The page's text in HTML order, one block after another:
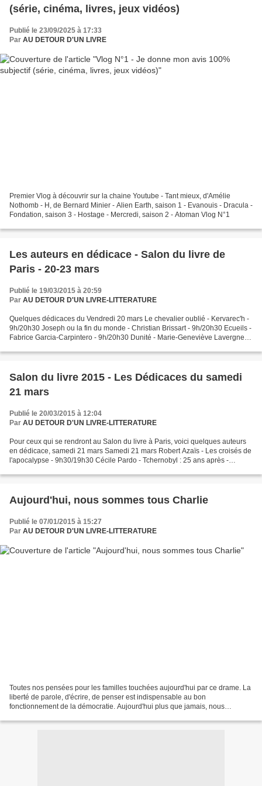
(série, cinéma, livres, jeux vidéos)
Publié le 23/09/2025 à 17:33
Par AU DETOUR D'UN LIVRE
Premier Vlog à découvrir sur la chaine Youtube - Tant mieux, d'Amélie
Nothomb - H, de Bernard Minier - Alien Earth, saison 1 - Evanouis - Dracula -
Fondation, saison 3 - Hostage - Mercredi, saison 2 - Atoman Vlog N°1
Les auteurs en dédicace - Salon du livre de
Paris - 20-23 mars
Publié le 19/03/2015 à 20:59
Par AU DETOUR D'UN LIVRE-LITTERATURE
Quelques dédicaces du Vendredi 20 mars Le chevalier oublié - Kervarec'h -
9h/20h30 Joseph ou la fin du monde - Christian Brissart - 9h/20h30 Ecueils -
Fabrice Garcia-Carpintero - 9h/20h30 Dunité - Marie-Geneviève Lavergne -
Salon du livre 2015 - Les Dédicaces du samedi
21 mars
Publié le 20/03/2015 à 12:04
Par AU DETOUR D'UN LIVRE-LITTERATURE
Pour ceux qui se rendront au Salon du livre à Paris, voici quelques auteurs
en dédicace, samedi 21 mars Samedi 21 mars Robert Azaïs - Les croisés de
l'apocalypse - 9h30/19h30 Cécile Pardo - Tchernobyl : 25 ans après -
Aujourd'hui, nous sommes tous Charlie
Publié le 07/01/2015 à 15:27
Par AU DETOUR D'UN LIVRE-LITTERATURE
Toutes nos pensées pour les familles touchées aujourd'hui par ce drame. La
liberté de parole, d'écrire, de penser est indispensable au bon
fonctionnement de la démocratie. Aujourd'hui plus que jamais, nous